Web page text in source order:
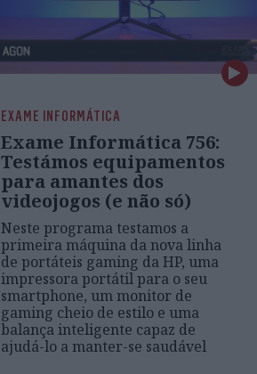
EXAME INFORMÁTICA
Exame Informática 756:
Testámos equipamentos
para amantes dos
videojogos (e não só)
Neste programa testamos a
primeira máquina da nova linha
de portáteis gaming da HP, uma
impressora portátil para o seu
smartphone, um monitor de
gaming cheio de estilo e uma
balança inteligente capaz de
ajudá-lo a manter-se saudável